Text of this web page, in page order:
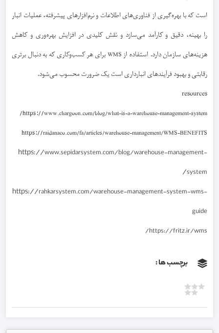
است که با بهره‌گیری از فناوری‌های اطلاعات و نرم‌افزارهای پیشرفته، عملیات انبار
را بهینه، دقیق و کارآمد می‌سازد و نقش کلیدی در افزایش بهره‌وری و کاهش
هزینه‌های سازمان دارد. استفاده از WMS برای هر کسب‌وکاری که به دنبال برتری
رقابتی و بهبود فرآیندهای انبارداری است یک ضرورت محسوب می‌شود.
resources
https://www.chargoon.com/blog/what-is-a-warehouse-management-system
/
https://raidanaco.com/fa/articles/warehouse-management/WMS-BENEFITS
https://www.sepidarsystem.com/blog/warehouse-management-
system
/
https://rahkarsystem.com/warehouse-management-system-wms-
guide
https://fritz.ir/wms/
برچسب ها :